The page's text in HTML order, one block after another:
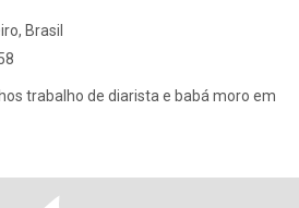
Brasil
trabalho de diarista e babá moro em